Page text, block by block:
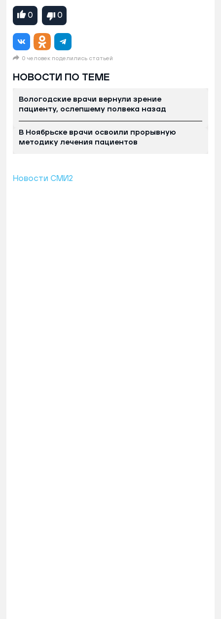
0 0
0 человек поделились статьей
НОВОСТИ ПО ТЕМЕ
Вологодские врачи вернули зрение
пациенту, ослепшему полвека назад
В Ноябрьске врачи освоили прорывную
методику лечения пациентов
Новости СМИ2